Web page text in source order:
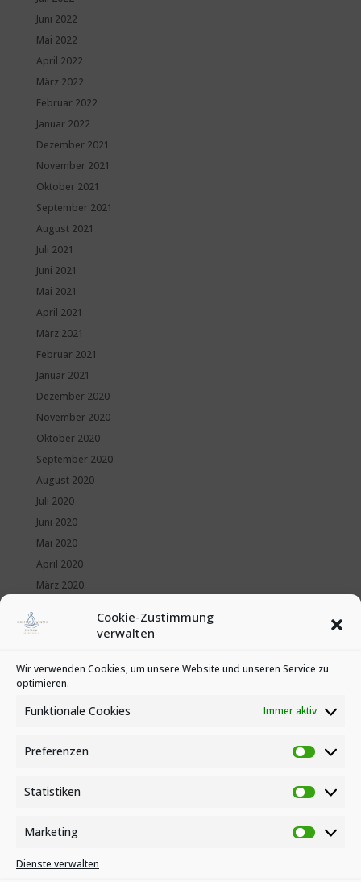
Cookie-Zustimmung
verwalten
Wir verwenden Cookies, um unsere Website und unseren Service zu
optimieren.
Funktionale Cookies Immer aktiv
Preferenzen
Statistiken
Marketing
Marketing
Dienste verwalten
Juni 2022
Mai 2022
April 2022
März 2022
Februar 2022
Januar 2022
Dezember 2021
November 2021
Oktober 2021
September 2021
August 2021
Juli 2021
Juni 2021
Mai 2021
April 2021
März 2021
Februar 2021
Januar 2021
Dezember 2020
November 2020
Oktober 2020
September 2020
August 2020
Juli 2020
Juni 2020
Mai 2020
April 2020
März 2020
Januar 2020
Kategorien
News
Veranstaltungen